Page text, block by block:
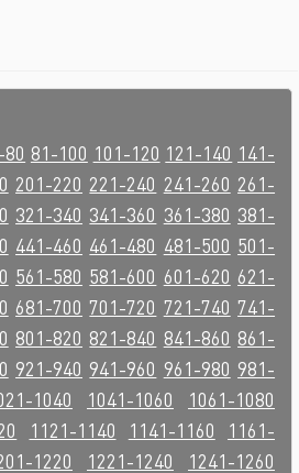
81-100 101-120 121-140 141-
201-220 221-240 241-260 261-
321-340 341-360 361-380 381-
441-460 461-480 481-500 501-
561-580 581-600 601-620 621-
681-700 701-720 721-740 741-
801-820 821-840 841-860 861-
921-940 941-960 961-980 981-
1040 1041-1060
1061-1080
1121-1140 1141-1160
1161-
1220 1221-1240
1241-1260